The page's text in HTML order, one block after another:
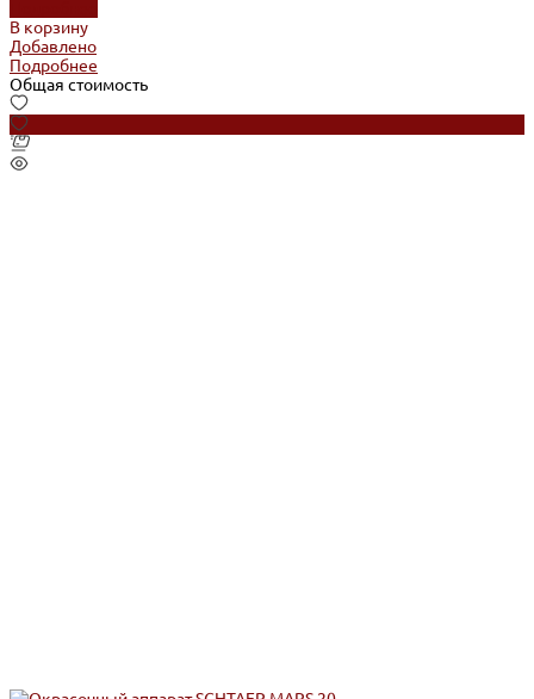
В корзину
Добавлено
Подробнее
Общая стоимость